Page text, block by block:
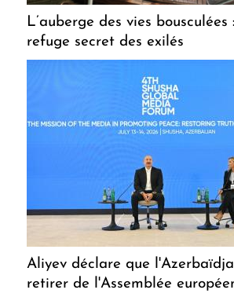
L’auberge des vies
refuge secret des exilés
Aliyev déclare que
retirer de l'Assemblée